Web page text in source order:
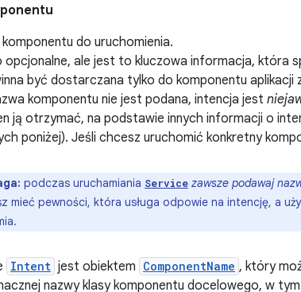
do uruchomienia.
ale jest to kluczowa informacja, która
być dostarczana tylko do komponentu aplikacji
komponentu nie jest podana, intencja jest
ją otrzymać, na podstawie innych informacji o
poniżej). Jeśli chcesz uruchomić konkretny
podczas uruchamiania Service zawsze podawaj
mieć pewności, która usługa odpowie na intencję, a
Intent jest obiektem ComponentName , który
nazwy klasy komponentu docelowego, w